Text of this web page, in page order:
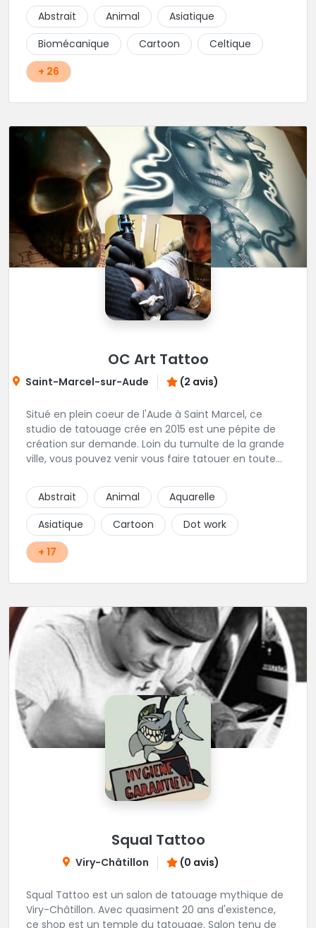
d'hygiène les plus strictes. Du new-school, du old
school, fantasy ou encore réaliste, Niko, Anthony,
Cody et les nombreux Guest seront adapter vos
idées en tatouages uniques et créatifs.
Abstrait Animal
Asiatique
Biomécanique
Cartoon
Celtique
+ 26
OC Art Tattoo
Saint-Marcel-sur-Aude (2 avis)
Situé en plein coeur de l'Aude à Saint Marcel, ce
studio de tatouage crée en 2015 est une pépite de
création sur demande. Loin du tumulte de la grande
ville, vous pouvez venir vous faire tatouer en toute
projet avec Alex. Une superbe adresse dans l'aude.
Abstrait Animal
Aquarelle
Asiatique
Cartoon
Dot work
+ 17
Squal Tattoo
Viry-Châtillon (0 avis)
Squal Tattoo est un salon de tatouage mythique de
Viry-Châtillon. Avec quasiment 20 ans d'existence,
ce shop est un temple du tatouage. Salon tenu de